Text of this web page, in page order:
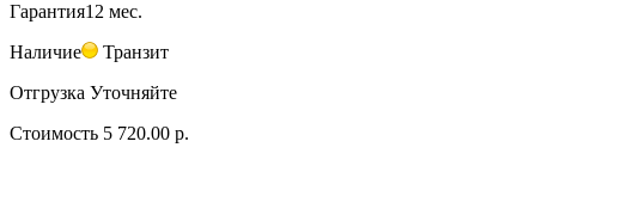
Гарантия12 мес.
Наличие
Транзит
Отгрузка Уточняйте
Стоимость 5 720.00 р.